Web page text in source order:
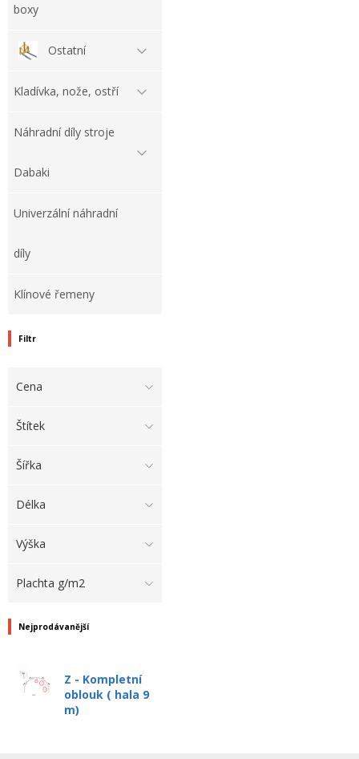
boxy
Ostatní
Kladívka, nože, ostří
Náhradní díly stroje
Dabaki
Univerzální náhradní
díly
Klínové řemeny
Filtr
Cena
Štítek
Šířka
Délka
Výška
Plachta g/m2
Nejprodávanější
Z - Kompletní
oblouk ( hala 9
m)